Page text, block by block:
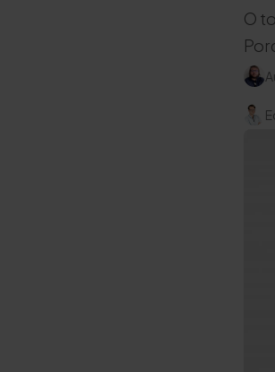
O